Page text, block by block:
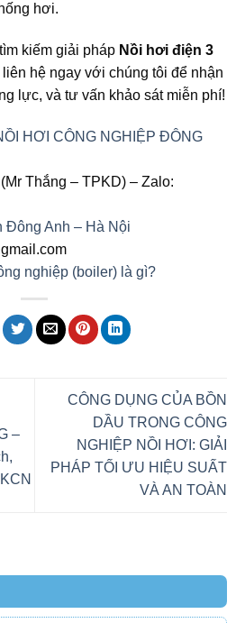
hơi.
kiếm giải pháp Nồi hơi điện 3
hệ ngay với chúng tôi để nhận
lực, và tư vấn khảo sát miễn phí!
HƠI CÔNG NGHIỆP ĐÔNG
Thắng – TPKD) – Zalo:
Đông Anh – Hà Nội
nghiệp (boiler) là gì?
–
CÔNG DỤNG CỦA BỒN
DẦU TRONG CÔNG
NGHIỆP NỒI HƠI: GIẢI
PHÁP TỐI ƯU HIỆU SUẤT
VÀ AN TOÀN